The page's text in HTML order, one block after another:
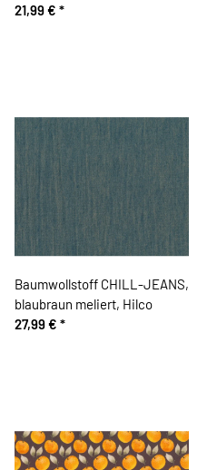
21,99 € *
Baumwollstoff CHILL-JEANS,
blaubraun meliert, Hilco
27,99 € *